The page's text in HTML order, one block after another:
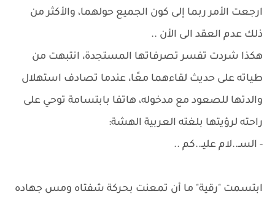
ارجعت الأمر ربما إلى كون الجميع حولهما، والأكثر من
ذلك عدم العقد الى الأن ..
هكذا شردت تفسر تصرفاتها المستجدة، انتبهت من
طياته على حديث لقاءهما معًا، عندما تصادف استهلال
والدتها للصعود مع مدخوله، هاتفا بابتسامة توحي على
راحته لرؤيتها بلغته العربية الهشة:
- السـ..لام عليـ..كم ..
ابتسمت "رقية" ما أن تمعنت بحركة شفتاه ومس جهاده